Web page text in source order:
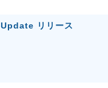
リリース